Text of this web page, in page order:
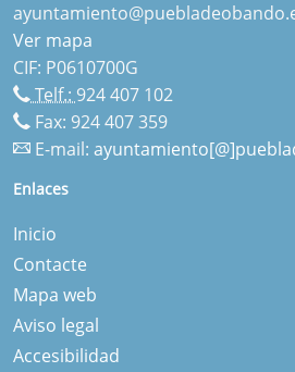
Ver mapa
CIF: P0610700G
Telf.: 924 407 102
Fax: 924 407 359
E-mail:
Enlaces
Inicio
Contacte
Mapa web
Aviso legal
Accesibilidad